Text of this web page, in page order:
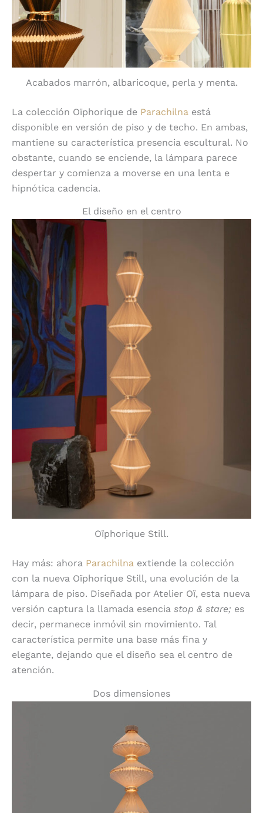
Acabados marrón, albaricoque, perla y menta.
La colección Oïphorique de Parachilna está
disponible en versión de piso y de techo. En ambas,
mantiene su característica presencia escultural. No
obstante, cuando se enciende, la lámpara parece
despertar y comienza a moverse en una lenta e
hipnótica cadencia.
El diseño en el centro
Oïphorique Still.
Hay más: ahora Parachilna extiende la colección
con la nueva Oïphorique Still, una evolución de la
lámpara de piso. Diseñada por Atelier Oï, esta nueva
versión captura la llamada esencia stop & stare; es
decir, permanece inmóvil sin movimiento. Tal
característica permite una base más fina y
elegante, dejando que el diseño sea el centro de
atención.
Dos dimensiones